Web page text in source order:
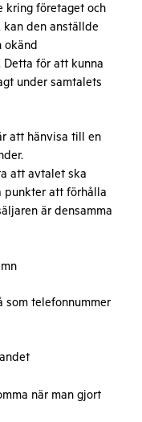
kring företaget och
kan den anställde
okänd
för att kunna
under samtalets
att hänvisa till en
att avtalet ska
punkter att förhålla
är densamma
som telefonnummer
när man gjort